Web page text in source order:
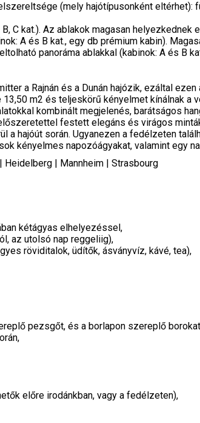
(mely hajótípusonként
C kat.). Az ablakok magasan helyezkednek
A és B kat., egy db prémium kabin).
panoráma ablakkal (kabinok: A és B
a Rajnán és a Dunán hajózik, ezáltal
m2 és teljeskörű kényelmet kínálnak
kombinált megjelenés, barátságos
festett elegáns és virágos
a hajóút során. Ugyanezen a fedélzeten
kényelmes napozóágyakat, valamint egy
| Mannheim | Strasbourg
kétágyas elhelyezéssel,
az utolsó nap reggeliig),
röviditalok, üdítők, ásványvíz, kávé, tea),
pezsgőt, és a borlapon szereplő
előre irodánkban, vagy a fedélzeten),